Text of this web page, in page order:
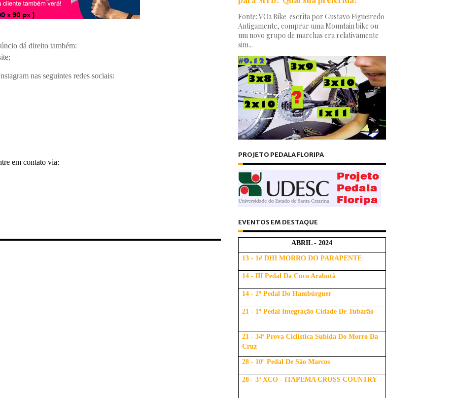
- BEACH BIKER BLOG MARCH 08, 2020
dá direito também:
nas seguintes redes sociais:
em contato via:
Fonte: VO2 Bike escrita por Gustavo Figueiredo
Antigamente, comprar uma Mountain bike ou
um novo grupo de marchas era relativamente
sim...
PROJETO PEDALA FLORIPA
EVENTOS EM DESTAQUE
ABRIL - 2024
13 - 1# DHI MORRO DO PARAPENTE
14 - III Pedal Da Cuca Arabutã
14 - 2º Pedal Do Hambúrguer
21 - 1º Pedal Integração Cidade De Tubarão
21 - 34ª Prova Ciclistica Subida Do Morro Da
Cruz
28 - 10º Pedal De São Marcos
28 - 3ª XCO - ITAPEMA CROSS COUNTRY